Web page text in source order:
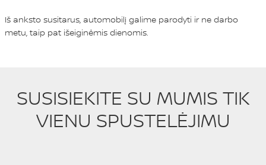
Iš anksto susitarus, automobilį galime parodyti ir ne darbo
metu, taip pat išeiginėmis dienomis.
SUSISIEKITE SU MUMIS TIK
VIENU SPUSTELĖJIMU